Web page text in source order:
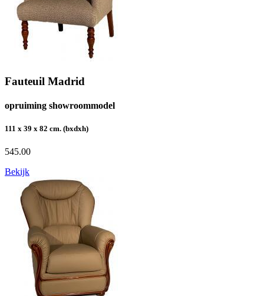
Fauteuil Madrid
opruiming showroommodel
111 x 39 x 82 cm. (bxdxh)
545.00
Bekijk